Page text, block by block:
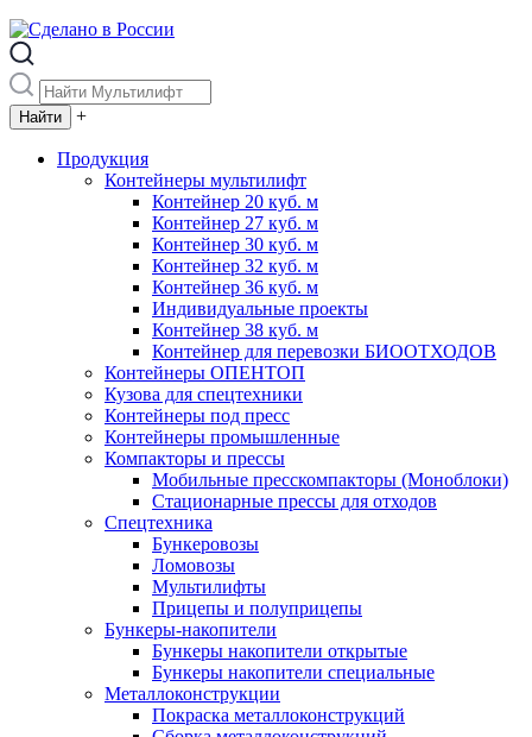
+
Продукция
Контейнеры мультилифт
Контейнер 20 куб. м
Контейнер 27 куб. м
Контейнер 30 куб. м
Контейнер 32 куб. м
Контейнер 36 куб. м
Индивидуальные проекты
Контейнер 38 куб. м
Контейнер для перевозки БИООТХОДОВ
Контейнеры ОПЕНТОП
Кузова для спецтехники
Контейнеры под пресс
Контейнеры промышленные
Компакторы и прессы
Мобильные пресскомпакторы (Моноблоки)
Стационарные прессы для отходов
Спецтехника
Бункеровозы
Ломовозы
Мультилифты
Прицепы и полуприцепы
Бункеры-накопители
Бункеры накопители открытые
Бункеры накопители специальные
Металлоконструкции
Покраска металлоконструкций